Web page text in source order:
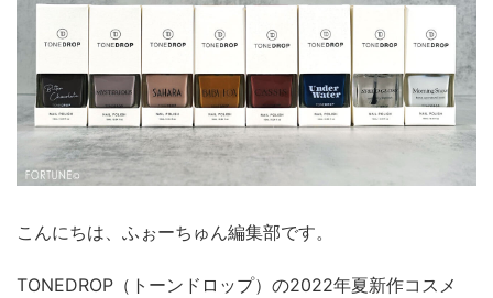
こんにちは、ふぉーちゅん編集部です。
TONEDROP（トーンドロップ）の2022年夏新作コスメ